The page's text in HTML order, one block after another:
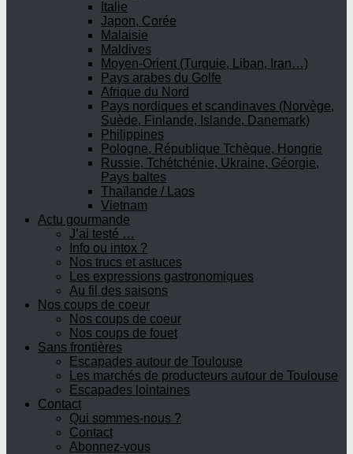
Italie
Japon, Corée
Malaisie
Maldives
Moyen-Orient (Turquie, Liban, Iran…)
Pays arabes du Golfe
Afrique du Nord
Pays nordiques et scandinaves (Norvège,
Suède, Finlande, Islande, Danemark)
Philippines
Pologne, République Tchèque, Hongrie
Russie, Tchétchénie, Ukraine, Géorgie,
Pays baltes
Thaïlande / Laos
Vietnam
Actu gourmande
J’ai testé …
Info ou intox ?
Nos trucs et astuces
Les expressions gastronomiques
Au fil des saisons
Nos coups de coeur
Nos coups de coeur
Nos coups de fouet
Sans frontières
Escapades autour de Toulouse
Les marchés de producteurs autour de Toulouse
Escapades lointaines
Contact
Qui sommes-nous ?
Contact
Abonnez-vous